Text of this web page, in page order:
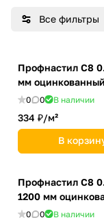
Все фильтры
Профнастил С8
мм оцинкованный
0 0 В наличии
334 ₽/м²
В
Профнастил С8
1200 мм
0 0 В наличии